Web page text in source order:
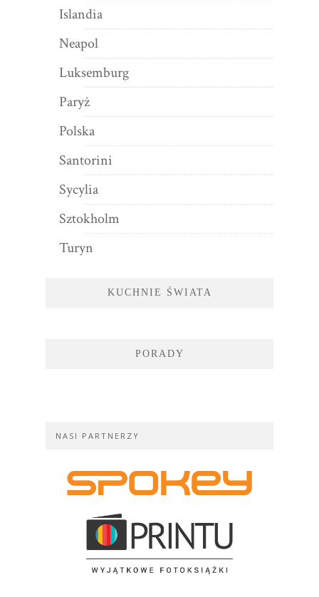
Islandia
Neapol
Luksemburg
Paryż
Polska
Santorini
Sycylia
Sztokholm
Turyn
KUCHNIE ŚWIATA
PORADY
NASI PARTNERZY